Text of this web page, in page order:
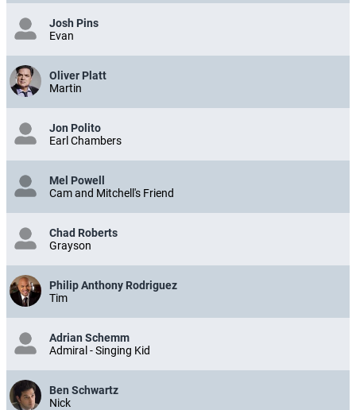
Josh Pins
Evan
Oliver Platt
Martin
Jon Polito
Earl Chambers
Mel Powell
Cam and Mitchell's Friend
Chad Roberts
Grayson
Philip Anthony Rodriguez
Tim
Adrian Schemm
Admiral - Singing Kid
Ben Schwartz
Nick